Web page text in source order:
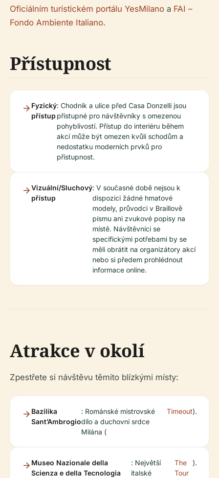
Oficiálním turistickém portálu YesMilano a FAI –
Fondo Ambiente Italiano.
Přístupnost
Fyzický
přístup
: Chodník a ulice před Casa Donzelli jsou
přístupné pro návštěvníky s omezenou
pohyblivostí. Přístup do interiéru během
akcí může být omezen kvůli schodům a
nedostatku moderních prvků pro
přístupnost.
Vizuální/Sluchový
přístup
: V současné době nejsou k
dispozici žádné hmatové
modely, průvodci v Braillově
písmu ani zvukové popisy na
místě. Návštěvníci se
specifickými potřebami by se
měli obrátit na organizátory akcí
nebo si předem prohlédnout
informace online.
Atrakce v okolí
Zpestřete si návštěvu těmito blízkými místy:
Bazilika
Sant’Ambrogio
: Románské mistrovské
dílo a duchovní srdce
Milána (
Timeout).
Museo Nazionale della
Scienza e della Tecnologia
: Největší
italské
The
Tour
).